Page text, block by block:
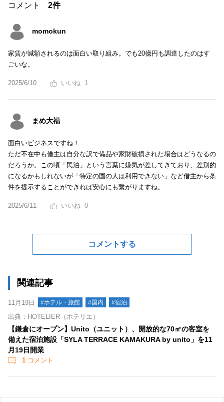
コメント 2件
momokun
家賃が減額されるのは面白い取り組み。でも20億円も調達したのはす
ごいな。
2025/6/10 1
まめ大福
面白いビジネスですね！
ただ不在中も借主は自分な訳で備品や家財破損された場合はどうなるの
だろうか。この頃「民泊」という言葉に嫌気が差してきており、差別的
になるかもしれないが「特定の国の人は利用できない」など借主から条
件を提示することができれば安心にも繋がりますね。
2025/6/11 0
コメントする
関連記事
11月19日 #ホテル・旅館 #国内 #宿泊
出典：HOTELIER（ホテリエ）
【鎌倉にオープン】Unito（ユニット）、開放的な70㎡の客室を
備えた宿泊施設「SYLA TERRACE KAMAKURA by unito」を11
月19日開業
1 コメント